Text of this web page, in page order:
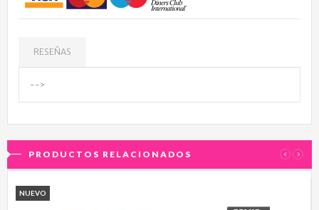
RESEÑAS
-->
PRODUCTOS RELACIONADOS ‹ ›
NUEVO